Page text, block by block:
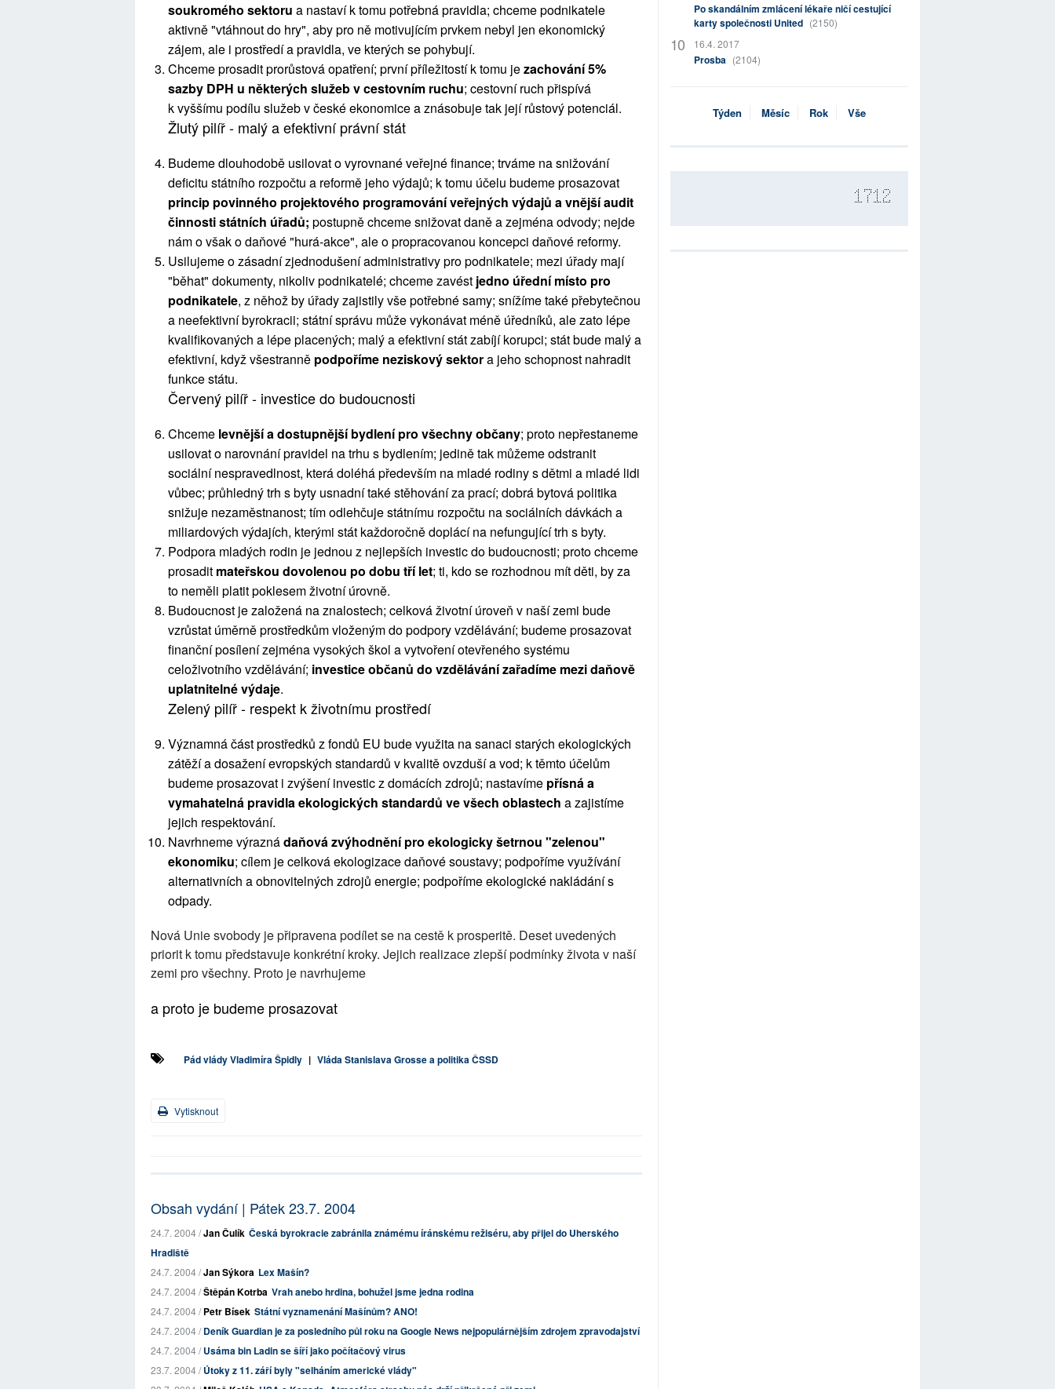
soukromého sektoru a nastaví k tomu potřebná pravidla; chceme podnikatele
aktivně "vtáhnout do hry", aby pro ně motivujícím prvkem nebyl jen ekonomický
zájem, ale i prostředí a pravidla, ve kterých se pohybují.
Chceme prosadit prorůstová opatření; první příležitostí k tomu jezachování 5%
sazby DPH u některých služeb v cestovním ruchu; cestovní ruch přispívá
k vyššímu podílu služeb v české ekonomice a znásobuje tak její růstový potenciál.
Žlutý pilíř - malý a efektivní právní stát
Budeme dlouhodobě usilovat o vyrovnané veřejné finance; trváme na snižování
deficitu státního rozpočtu a reformě jeho výdajů; k tomu účelu budeme prosazovat
princip povinného projektového programování veřejných výdajů a vnější audit
činnosti státních úřadů; postupně chceme snižovat daně a zejména odvody; nejde
nám o však o daňové "hurá-akce", ale o propracovanou koncepci daňové reformy.
Usilujeme o zásadní zjednodušení administrativy pro podnikatele; mezi úřady mají
"běhat" dokumenty, nikoliv podnikatelé; chceme zavést jedno úřední místo pro
podnikatele, z něhož by úřady zajistily vše potřebné samy; snížíme také přebytečnou
a neefektivní byrokracii; státní správu může vykonávat méně úředníků, ale zato lépe
kvalifikovaných a lépe placených; malý a efektivní stát zabíjí korupci; stát bude malý a
efektivní, když všestranně podpoříme neziskový sektora jeho schopnost nahradit
funkce státu.
Červený pilíř - investice do budoucnosti
Chceme levnější a dostupnější bydlení pro všechny občany; proto nepřestaneme
usilovat o narovnání pravidel na trhu s bydlením; jedině tak můžeme odstranit
sociální nespravedlnost, která doléhá především na mladé rodiny s dětmi a mladé lidi
vůbec; průhledný trh s byty usnadní také stěhování za prací; dobrá bytová politika
snižuje nezaměstnanost; tím odlehčuje státnímu rozpočtu na sociálních dávkách a
miliardových výdajích, kterými stát každoročně doplácí na nefungující trh s byty.
Podpora mladých rodin je jednou z nejlepších investic do budoucnosti; proto chceme
prosadit mateřskou dovolenou po dobu tří let; ti, kdo se rozhodnou mít děti, by za
to neměli platit poklesem životní úrovně.
Budoucnost je založená na znalostech; celková životní úroveň v naší zemi bude
vzrůstat úměrně prostředkům vloženým do podpory vzdělávání; budeme prosazovat
finanční posílení zejména vysokých škol a vytvoření otevřeného systému
celoživotního vzdělávání; investice občanů do vzdělávání zařadíme mezi daňově
uplatnitelné výdaje.
Zelený pilíř - respekt k životnímu prostředí
Významná část prostředků z fondů EU bude využita na sanaci starých ekologických
zátěží a dosažení evropských standardů v kvalitě ovzduší a vod; k těmto účelům
budeme prosazovat i zvýšení investic z domácích zdrojů; nastavíme přísná a
vymahatelná pravidla ekologických standardů ve všech oblastech a zajistíme
jejich respektování.
Navrhneme výraznádaňová zvýhodnění pro ekologicky šetrnou "zelenou"
ekonomiku; cílem je celková ekologizace daňové soustavy; podpoříme využívání
alternativních a obnovitelných zdrojů energie; podpoříme ekologické nakládání s
odpady.
Nová Unie svobody je připravena podílet se na cestě k prosperitě. Deset uvedených
priorit k tomu představuje konkrétní kroky. Jejich realizace zlepší podmínky života v naší
zemi pro všechny. Proto je navrhujeme
a proto je budeme prosazovat
Pád vlády Vladimíra Špidly | Vláda Stanislava Grosse a politika ČSSD
Vytisknout
Obsah vydání | Pátek 23.7. 2004
24.7. 2004 /Jan Čulík Česká byrokracie zabránila známému íránskému režiséru, aby přijel do Uherského
Hradiště
24.7. 2004 /Jan Sýkora Lex Mašín?
24.7. 2004 /Štěpán Kotrba Vrah anebo hrdina, bohužel jsme jedna rodina
24.7. 2004 /Petr Bísek Státní vyznamenání Mašínům? ANO!
24.7. 2004 /Deník Guardian je za posledního půl roku na Google News nejpopulárnějším zdrojem zpravodajství
24.7. 2004 /Usáma bin Ladin se šíří jako počítačový virus
23.7. 2004 /Útoky z 11. září byly "selháním americké vlády"
Po skandálním zmlácení lékaře ničí cestující
karty společnosti United (2150)
16.4. 2017
Prosba (2104)
Týden Měsíc Rok Vše
1712